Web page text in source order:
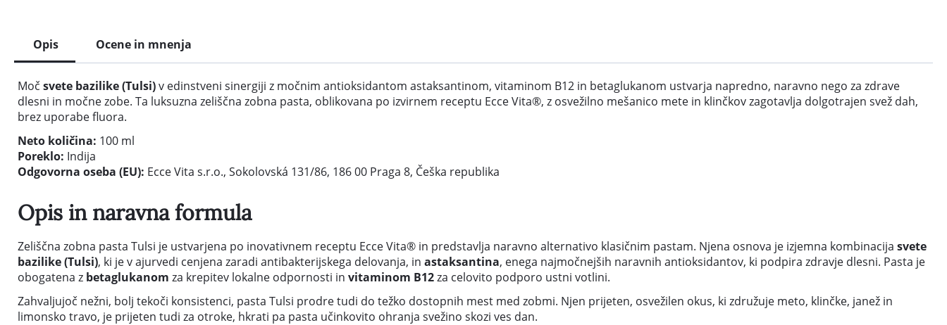
Opis Ocene in mnenja
Moč svete bazilike (Tulsi)v edinstveni sinergiji z močnim antioksidantom astaksantinom, vitaminom B12 in betaglukanom ustvarja napredno, naravno nego za zdrave
dlesni in močne zobe. Ta luksuzna zeliščna zobna pasta, oblikovana po izvirnem receptu Ecce Vita®, z osvežilno mešanico mete in klinčkov zagotavlja dolgotrajen svež dah,
brez uporabe fluora.
Neto količina: 100 ml
Poreklo: Indija
Odgovorna oseba (EU): Ecce Vita s.r.o., Sokolovská 131/86, 186 00 Praga 8, Češka republika
Opis in naravna formula
Zeliščna zobna pasta Tulsi je ustvarjena po inovativnem receptu Ecce Vita® in predstavlja naravno alternativo klasičnim pastam. Njena osnova je izjemna kombinacija svete
bazilike (Tulsi), ki je v ajurvedi cenjena zaradi antibakterijskega delovanja, in astaksantina, enega najmočnejših naravnih antioksidantov, ki podpira zdravje dlesni. Pasta je
obogatena z betaglukanom za krepitev lokalne odpornosti in vitaminom B12za celovito podporo ustni votlini.
Zahvaljujoč nežni, bolj tekoči konsistenci, pasta Tulsi prodre tudi do težko dostopnih mest med zobmi. Njen prijeten, osvežilen okus, ki združuje meto, klinčke, janež in
limonsko travo, je prijeten tudi za otroke, hkrati pa pasta učinkovito ohranja svežino skozi ves dan.